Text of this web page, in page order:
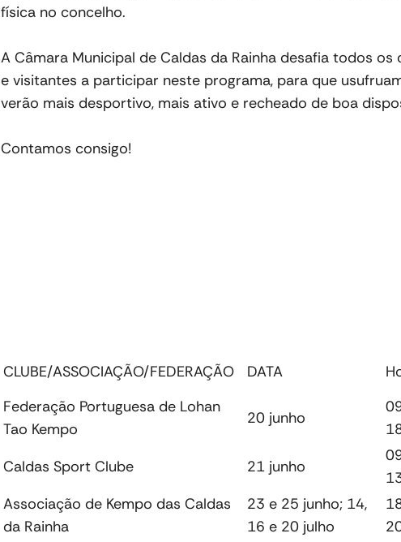
física no concelho.
A Câmara Municipal de Caldas da Rainha desafia todos os
e visitantes a participar neste programa, para que
verão mais desportivo, mais ativo e recheado de boa
Contamos consigo!
CLUBE/ASSOCIAÇÃO/FEDERAÇÃO DATA
Federação Portuguesa de Lohan
Tao Kempo
20 junho
Caldas Sport Clube 21 junho
Associação de Kempo das Caldas
da Rainha
23 e 25 junho; 14,
16 e 20 julho